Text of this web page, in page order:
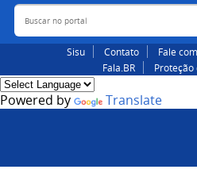
Buscar no portal
Sisu Contato
Fale
Fala.BR
Proteção
Powered by Translate